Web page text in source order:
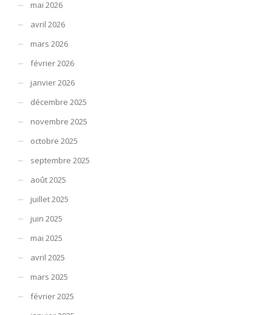
mai 2026
avril 2026
mars 2026
février 2026
janvier 2026
décembre 2025
novembre 2025
octobre 2025
septembre 2025
août 2025
juillet 2025
juin 2025
mai 2025
avril 2025
mars 2025
février 2025